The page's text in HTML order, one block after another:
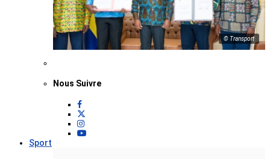
© Transport
Nous Suivre
Sport